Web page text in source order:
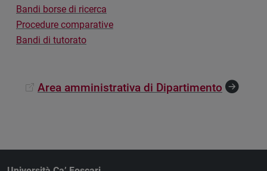
Bandi borse di ricerca
Procedure comparative
Bandi di tutorato
Area amministrativa di Dipartimento